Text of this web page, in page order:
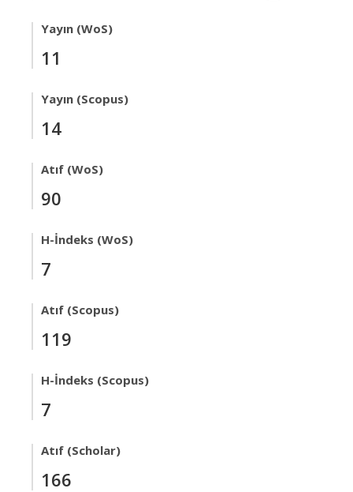
Yayın (WoS)
11
Yayın (Scopus)
14
Atıf (WoS)
90
H-İndeks (WoS)
7
Atıf (Scopus)
119
H-İndeks (Scopus)
7
Atıf (Scholar)
166